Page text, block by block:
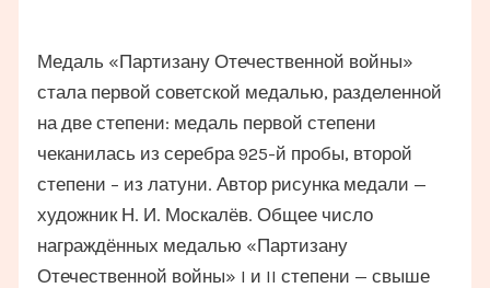
Медаль «Партизану Отечественной войны»
стала первой советской медалью, разделенной
на две степени: медаль первой степени
чеканилась из серебра 925-й пробы, второй
степени – из латуни. Автор рисунка медали —
художник Н. И. Москалёв. Общее число
награждённых медалью «Партизану
Отечественной войны» I и II степени — свыше